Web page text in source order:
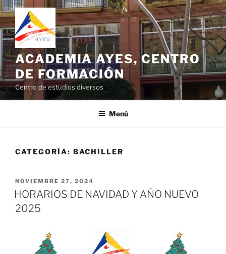
Saltar
al
contenido
ACADEMIA AYES, CENTRO
DE FORMACIÓN
Centro de estudios diversos
Menú
CATEGORÍA: BACHILLER
PUBLICADO
EL
NOVIEMBRE 27, 2024
HORARIOS DE NAVIDAD Y AÑO NUEVO
2025